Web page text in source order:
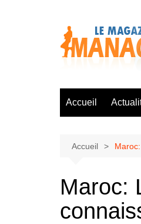
Accueil
Accueil
Maroc: